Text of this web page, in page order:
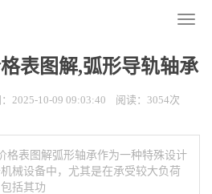
导
单
表图解,弧形导轨轴承
2025-10-09 09:03:40 阅读：3054次
表图解弧形轴承作为一种特殊设计
械设备中，尤其是在承受较大负荷
括其功